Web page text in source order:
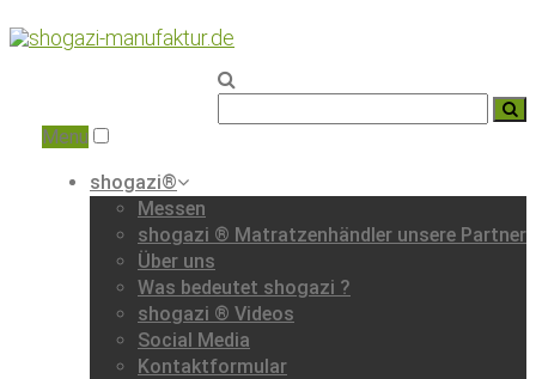
Menu
shogazi®
Messen
shogazi ® Matratzenhändler unsere Partner
Über uns
Was bedeutet shogazi ?
shogazi ® Videos
Social Media
Kontaktformular